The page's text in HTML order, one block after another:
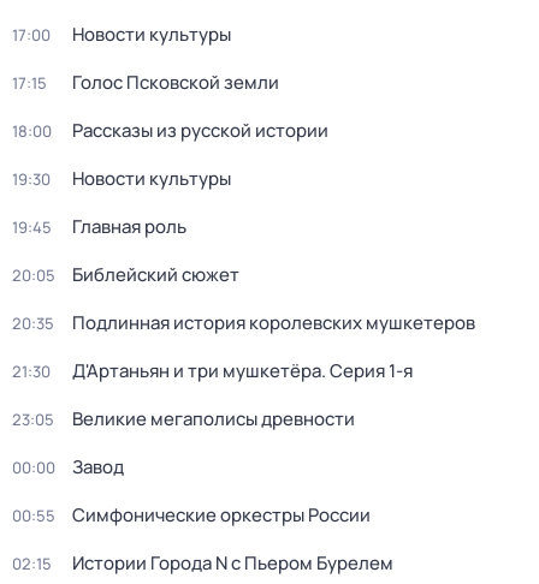
17:00 Новости культуры
17:15 Голос Псковской земли
18:00 Рассказы из русской истории
19:30 Новости культуры
19:45 Главная роль
20:05 Библейский сюжет
20:35 Подлинная история королевских мушкетеров
21:30 Д'Артаньян и три мушкетёра. Серия 1-я
23:05 Великие мегаполисы древности
00:00 Завод
00:55 Симфонические оркестры России
02:15 Истории Города N с Пьером Бурелем